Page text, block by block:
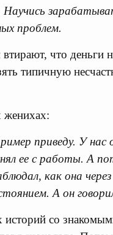
проблем.
что деньги
типичную
женихах:
приведу. У нас
ее с работы. А
как она
А он
со